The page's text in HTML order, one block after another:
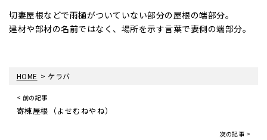
切妻屋根などで雨樋がついていない部分の屋根の端部分。
建材や部材の名前ではなく、場所を示す言葉で妻側の端部分。
HOME > ケラバ
< 前の記事
寄棟屋根（よせむねやね）
次の記事 >